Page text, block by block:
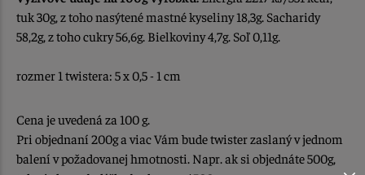
tuk 30g, z toho nasýtené mastné kyseliny 18,3g. Sacharidy
58,2g, z toho cukry 56,6g. Bielkoviny 4,7g. Soľ 0,11g.
rozmer 1 twistera: 5 x 0,5 - 1 cm
Cena je uvedená za 100 g.
Pri objednaní 200g a viac Vám bude twister zaslaný v jednom
balení v požadovanej hmotnosti. Napr. ak si objednáte 500g,